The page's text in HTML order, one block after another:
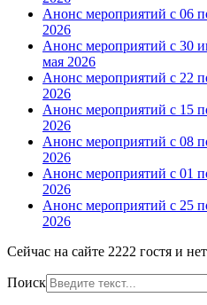
Анонс мероприятий с 06
2026
Анонс мероприятий с 30
мая 2026
Анонс мероприятий с 22
2026
Анонс мероприятий с 15
2026
Анонс мероприятий с 08
2026
Анонс мероприятий с 01
2026
Анонс мероприятий с 25
2026
Сейчас на сайте 2222 гостя и
Поиск